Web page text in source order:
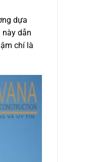
dựa
dẫn
chí là